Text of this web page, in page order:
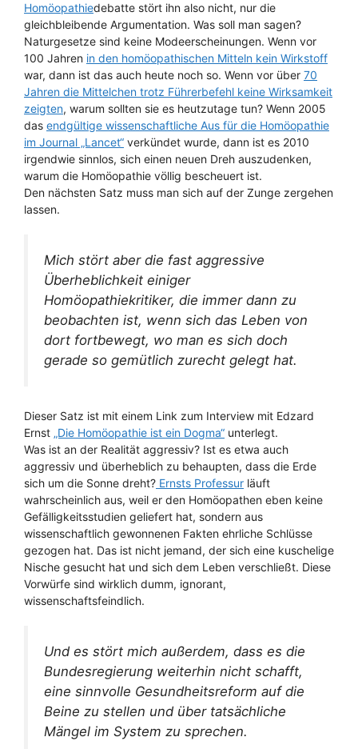
Homöopathiedebatte stört ihn also nicht, nur die
gleichbleibende Argumentation. Was soll man sagen?
Naturgesetze sind keine Modeerscheinungen. Wenn vor
100 Jahren in den homöopathischen Mitteln kein Wirkstoff
war, dann ist das auch heute noch so. Wenn vor über 70
Jahren die Mittelchen trotz Führerbefehl keine Wirksamkeit
zeigten, warum sollten sie es heutzutage tun? Wenn 2005
das endgültige wissenschaftliche Aus für die Homöopathie
im Journal „Lancet“ verkündet wurde, dann ist es 2010
irgendwie sinnlos, sich einen neuen Dreh auszudenken,
warum die Homöopathie völlig bescheuert ist.
Den nächsten Satz muss man sich auf der Zunge zergehen
lassen.
Mich stört aber die fast aggressive
Überheblichkeit einiger
Homöopathiekritiker, die immer dann zu
beobachten ist, wenn sich das Leben von
dort fortbewegt, wo man es sich doch
gerade so gemütlich zurecht gelegt hat.
Dieser Satz ist mit einem Link zum Interview mit Edzard
Ernst „Die Homöopathie ist ein Dogma“ unterlegt.
Was ist an der Realität aggressiv? Ist es etwa auch
aggressiv und überheblich zu behaupten, dass die Erde
sich um die Sonne dreht? Ernsts Professur läuft
wahrscheinlich aus, weil er den Homöopathen eben keine
Gefälligkeitsstudien geliefert hat, sondern aus
wissenschaftlich gewonnenen Fakten ehrliche Schlüsse
gezogen hat. Das ist nicht jemand, der sich eine kuschelige
Nische gesucht hat und sich dem Leben verschließt. Diese
Vorwürfe sind wirklich dumm, ignorant,
wissenschaftsfeindlich.
Und es stört mich außerdem, dass es die
Bundesregierung weiterhin nicht schafft,
eine sinnvolle Gesundheitsreform auf die
Beine zu stellen und über tatsächliche
Mängel im System zu sprechen.